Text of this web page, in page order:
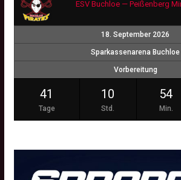
ESV Buchloe — Peißenberg
18. September 2026
Sparkassenarena Buchloe
Vorbereitung
41
Tage
10
Std.
54
Min.